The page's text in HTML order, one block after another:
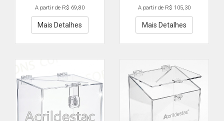
A partir de R$ 69,80
Mais Detalhes
A partir de R$ 105,30
Mais Detalhes